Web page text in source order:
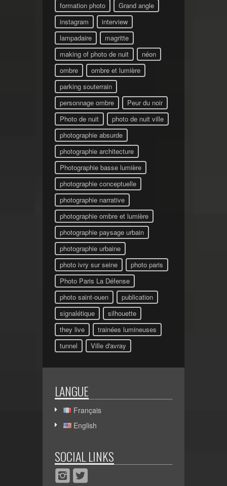
formation photo
Grand angle
instagram
interview
lampadaire
magritte
making of photo de nuit
néon
ombre
ombre et lumière
parking souterrain
personnage ombre
Peur du noir
Photo de nuit
photo de nuit ville
photographie absurde
photographie architecture
Photographie basse lumière
photographie conceptuelle
photographie narrative
photographie ombre et lumière
photographie paysage urbain
photographie urbaine
photo ivry sur seine
photo paris
Photo Paris La Défense
photo saint-ouen
publication
signalétique
silhouette
they live
trainées lumineuses
tunnel
Ville d'avray
LANGUE
Français
English
SOCIAL LINKS